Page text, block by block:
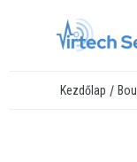
Kezdőlap /